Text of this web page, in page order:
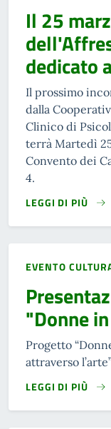
Il 25
dedicato
Il prossimo
dalla
Clinico di
terrà Martedì
Convento dei
4.
LEGGI DI PIÙ
EVENTO
"Donne
Progetto
attraverso
LEGGI DI PIÙ